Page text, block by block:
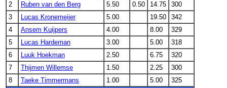
2
Ruben van den Berg 5.50 0.50 14.75
300
3
Lucas Kronemeijer 5.00 19.50
342
4
Ansem Kuijpers 4.00 8.00
329
5
Lucas Hardeman 3.00 5.00
318
6
Luuk Hoekman 2.50 6.75
320
7
Thijmen Willemse 1.50 2.25
300
8
Taeke Timmermans 1.00 5.00
325